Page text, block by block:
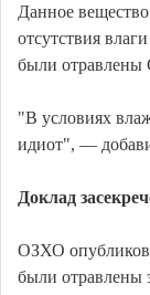
Данное
отсутствия
были отравлены
"В условиях
идиот", —
Доклад
ОЗХО
были отравлены